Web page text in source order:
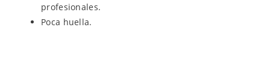
profesionales.
Poca huella.